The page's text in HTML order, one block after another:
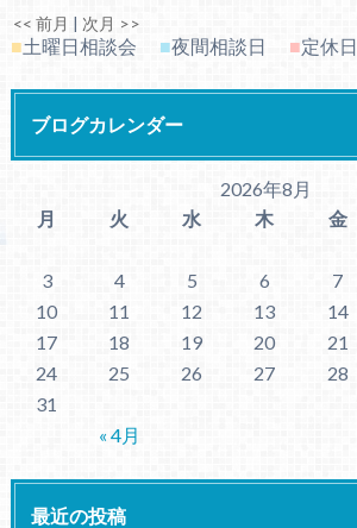
<< 前月 | 次月 >>
■土曜日相談会 ■夜間相談日 ■定休日
ブログカレンダー
2026年8月
月
火 水 木 金
« 4月
3
4 5 6 7
10
11 12 13 14
17
18 19 20 21
24
25 26 27 28
31
最近の投稿